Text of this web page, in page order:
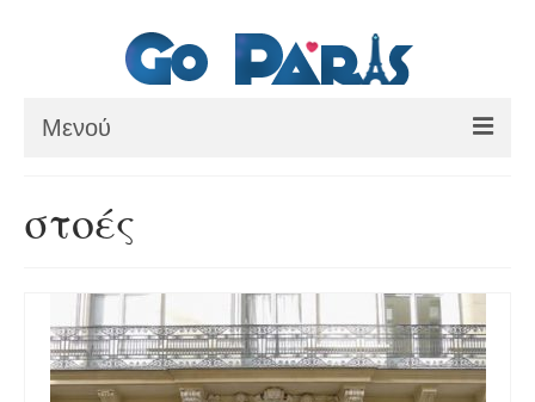
Μενού
ΠΑΡΙΣΙ
ΜΟΥΣΕΙΑ
ΘΕΜΑΤΙΚΑ ΠΑΡΚΑ
ΕΚΔΡΟΜΕΣ
στοές